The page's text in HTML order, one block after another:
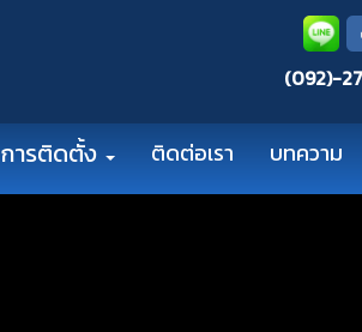
(092)-
การติดตั้ง ติดต่อเรา บทความ